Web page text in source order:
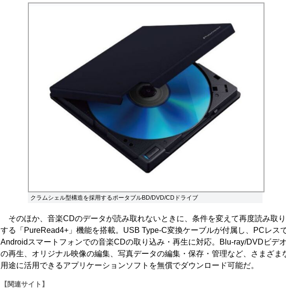
クラムシェル型構造を採用するポータブルBD/DVD/CDドライブ
そのほか、音楽CDのデータが読み取れないときに、条件を変えて再度読み取り
する「PureRead4+」機能を搭載。USB Type-C変換ケーブルが付属し、PCレス
Androidスマートフォンでの音楽CDの取り込み・再生に対応。Blu-ray/DVDビデオ
の再生、オリジナル映像の編集、写真データの編集・保存・管理など、さまざま
用途に活用できるアプリケーションソフトを無償でダウンロード可能だ。
【関連サイト】